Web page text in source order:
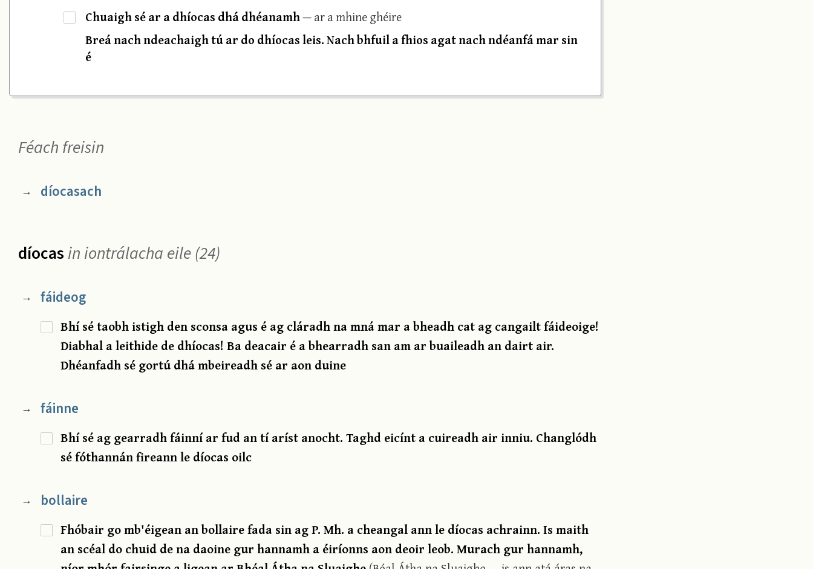
Chuaigh sé ar a dhíocas dhá dhéanamh— ar a mhine ghéire
Breá nach ndeachaigh tú ar do dhíocas leis. Nach bhfuil a fhios agat nach ndéanfá mar sin
é
Féach freisin
→ díocasach
díocas in iontrálacha eile (24)
→ fáideog
Bhí sé taobh istigh den sconsa agus é ag cláradh na mná mar a bheadh cat ag cangailt fáideoige!
Diabhal a leithide de dhíocas! Ba deacair é a bhearradh san am ar buaileadh an dairt air.
Dhéanfadh sé gortú dhá mbeireadh sé ar aon duine
→ fáinne
Bhí sé ag gearradh fáinní ar fud an tí aríst anocht. Taghd eicínt a cuireadh air inniu. Changlódh
sé fóthannán fireann le díocas oilc
→ bollaire
Fhóbair go mb'éigean an bollaire fada sin ag P. Mh. a cheangal ann le díocas achrainn. Is maith
an scéal do chuid de na daoine gur hannamh a éiríonns aon deoir leob. Murach gur hannamh,